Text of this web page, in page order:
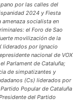
por las calles del
2024 y Fiesta
amenaza socialista en
el Foro de Sao
movilización de la
liderados por Ignacio
nacional de VOX
Parlament de Cataluña;
de simpatizantes y
(Cs) liderados por
Popular de Cataluña
del Partido